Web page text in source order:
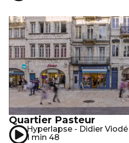
Quartier Pasteur
Hyperlapse - Didier
1 min 48